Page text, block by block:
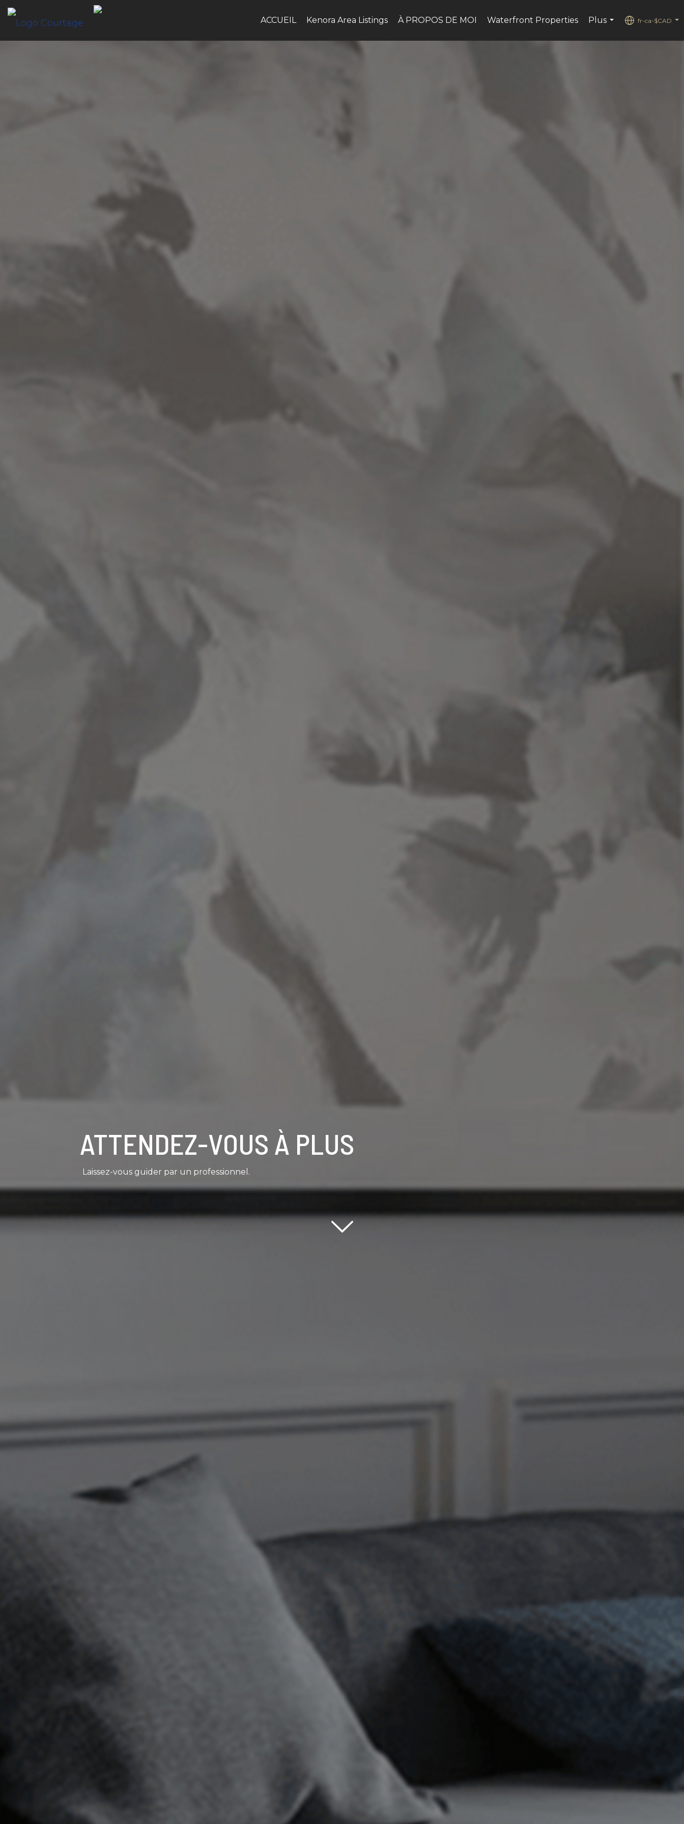
ACCUEIL Kenora Area Listings À PROPOS DE MOI Waterfront Properties
Plus
fr-ca-$CAD
ATTENDEZ-VOUS À PLUS
Laissez-vous guider par un professionnel.
Scroll down